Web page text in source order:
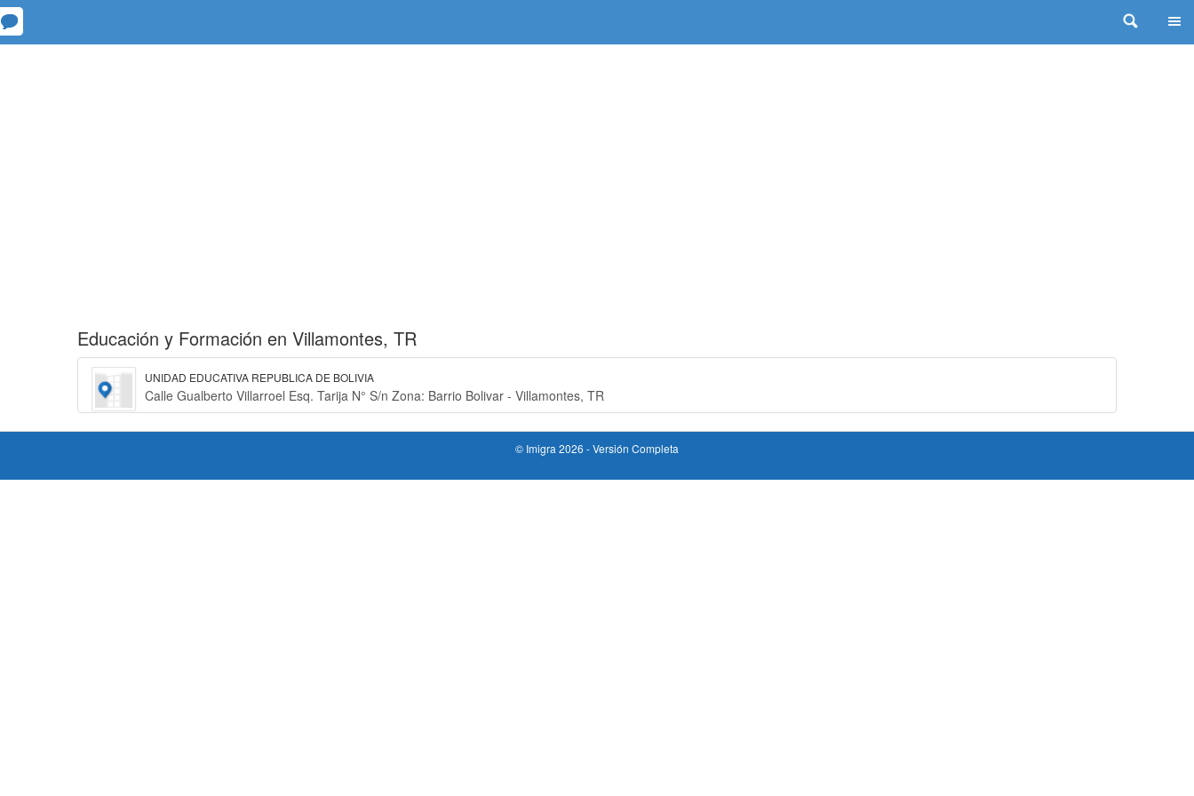
Educación y Formación en Villamontes, TR
UNIDAD EDUCATIVA REPUBLICA DE BOLIVIA
Calle Gualberto Villarroel Esq. Tarija N° S/n Zona: Barrio Bolivar - Villamontes, TR
© Imigra 2026 -Versión Completa